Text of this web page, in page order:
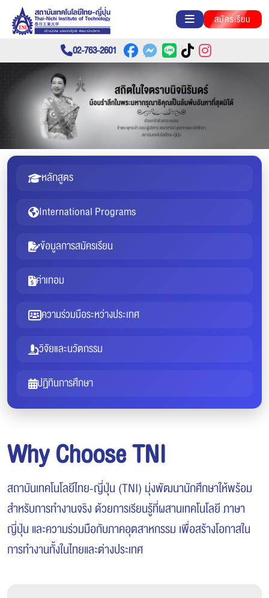
สมัครเรียน
02-763-2601
หลักสูตร
International Programs
ข้อมูลการสมัครเรียน
ค่าเทอม
ความร่วมมือระหว่างประเทศ
วิจัยและนวัตกรรม
ปฏิทินการศึกษา
Why Choose TNI
สถาบันเทคโนโลยีไทย-ญี่ปุ่น (TNI) มุ่งพัฒนานักศึกษาให้พร้อม
สำหรับการทำงานจริง ด้วยการเรียนรู้ที่ผสานเทคโนโลยี ภาษา
ญี่ปุ่น และความร่วมมือกับภาคอุตสาหกรรม เพื่อสร้างโอกาสใน
การทำงานทั้งในไทยและต่างประเทศ